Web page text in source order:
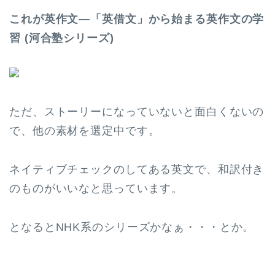
これが英作文―「英借文」から始まる英作文の学
習 (河合塾シリーズ)
ただ、ストーリーになっていないと面白くないの
で、他の素材を選定中です。
ネイティブチェックのしてある英文で、和訳付き
のものがいいなと思っています。
となるとNHK系のシリーズかなぁ・・・とか。